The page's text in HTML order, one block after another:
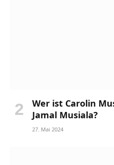
Wer ist Carolin
Jamal Musiala?
27. Mai 2024